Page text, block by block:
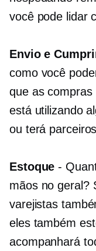
você pode lidar
Envio e
como você
que as compras
está utilizando
ou terá
Estoque -
mãos no geral?
varejistas
eles também
acompanhará